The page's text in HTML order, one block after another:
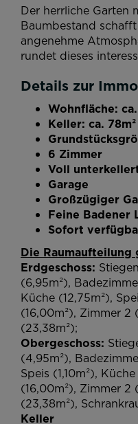
Der herrliche Garten
Baumbestand
angenehme
rundet dieses
Details zur
Wohnfläche: ca.
Keller: ca. 78m²
6 Zimmer
Voll
Garage
Großzügiger
Feine Badener
Sofort
Die
Erdgeschoss:
(6,95m²),
Küche (12,75m²),
(16,00m²), Zimmer 2
(23,38m²);
Obergeschoss:
(4,95m²),
Speis (1,10m²),
(16,00m²), Zimmer 2
(23,38m²),
Keller